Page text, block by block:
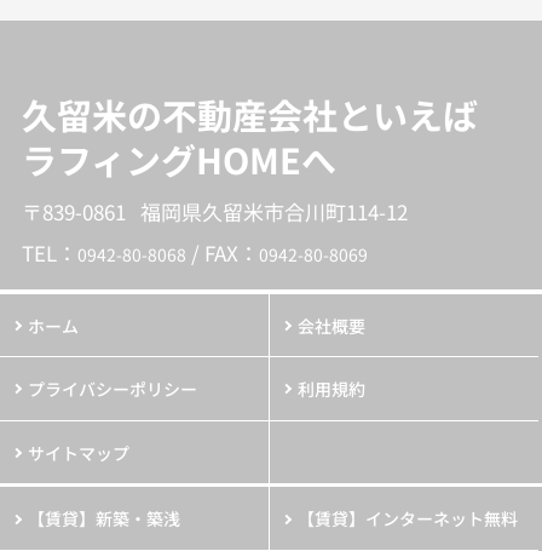
久留米の不動産会社といえば
ラフィングHOMEへ
〒839-0861 福岡県久留米市合川町114-12
TEL： 0942-80-8068 / FAX： 0942-80-8069
ホーム 会社概要
プライバシーポリシー 利用規約
サイトマップ
【賃貸】新築・築浅 【賃貸】インターネット無料